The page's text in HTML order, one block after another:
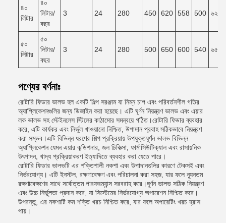
৪০
লিটার
৪০
লিটার/
বছর
3 24 280 450 620 558 500
৫০
লিটার
৫০
লিটার/
বছর
3 24 280 500 650 600 540
পণ্যের বর্ণনাঃ
রোটারি ফিডার ভালভ হল একটি শিল্প সরঞ্জাম যা নিম্ন চাপ এবং পরিবর্তনশীল গতির
অ্যাপ্লিকেশনগুলির জন্য ডিজাইন করা হয়েছে। এটি ঘূর্ণন নিয়ন্ত্রণ ভালভ এবং এয়ার
লক ভালভ সহ স্টেইনলেস স্টিলের কাঠামোর সমন্বয়ে গঠিত।রোটারি ফিডার ব্যবহার
করে, এটি কার্যকর এবং নির্ভুল খাওয়ানো নিশ্চিত, উপাদান প্রবাহ সঠিকভাবে নিয়ন্ত্রণ
করা সম্ভব।এটি বিভিন্ন ধরণের শিল্প প্রক্রিয়ায় উপযুক্তঘূর্ণন ভালভ বিভিন্ন
অ্যাপ্লিকেশন যেমন এয়ার কন্ডিশনার, জল চিকিত্সা, ফার্মাসিউটিক্যাল এবং রাসায়নিক
উৎপাদন, খাদ্য প্রক্রিয়াকরণ ইত্যাদিতে ব্যবহার করা যেতে পারে।
রোটারি ফিডার ভালভটি এর শক্তিশালী নকশা এবং উপাদানগুলির কারণে টেকসই এবং
নির্ভরযোগ্য। এটি ইনস্টল, রক্ষণাবেক্ষণ এবং পরিচালনা করা সহজ, যার ফলে ন্যূনতম
রক্ষণাবেক্ষণের সাথে সর্বোত্তম পারফরম্যান্স সরবরাহ করে।ঘূর্ণন ভালভ সঠিক নিয়ন্ত্রণ
এবং উচ্চ নির্ভুলতা প্রদান করে, যা সিস্টেমের নির্ভরযোগ্য অপারেশন নিশ্চিত করে।
উপরন্তু, এর নকশাটি কম শক্তি খরচ নিশ্চিত করে, যার ফলে অপারেটিং খরচ হ্রাস
পায়।